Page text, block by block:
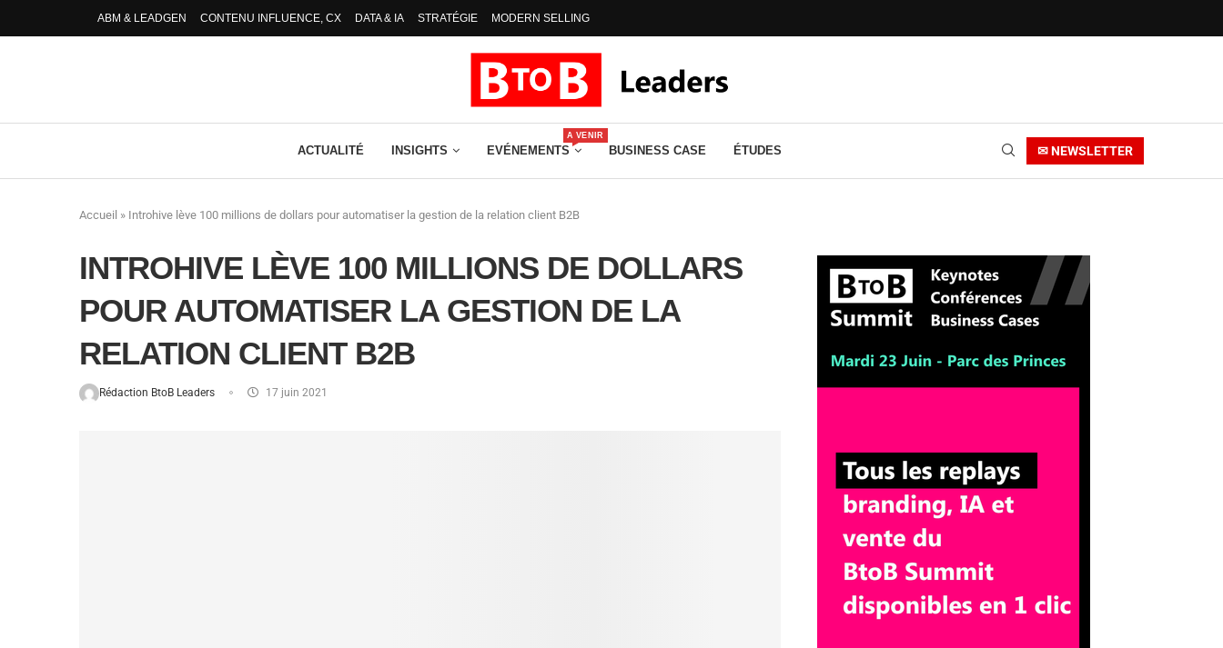
ABM & LEADGEN CONTENU INFLUENCE, CX DATA & IA STRATÉGIE MODERN SELLING
ACTUALITÉ INSIGHTS EVÉNEMENTS
A VENIR
BUSINESS CASE ÉTUDES ✉ NEWSLETTER
Accueil » Introhive lève 100 millions de dollars pour automatiser la gestion de la relation client B2B
INTROHIVE LÈVE 100 MILLIONS DE DOLLARS
POUR AUTOMATISER LA GESTION DE LA
RELATION CLIENT B2B
Rédaction BtoB Leaders 17 juin 2021